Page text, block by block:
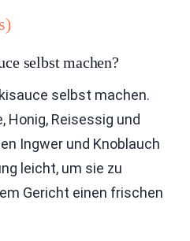
selbst machen?
selbst machen.
Honig, Reisessig und
Ingwer und Knoblauch
leicht, um sie zu
Gericht einen frischen